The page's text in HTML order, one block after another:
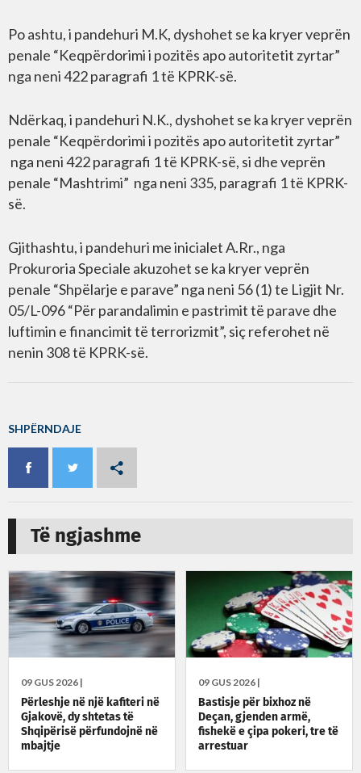
Po ashtu, i pandehuri M.K, dyshohet se ka kryer veprën
penale “Keqpërdorimi i pozitës apo autoritetit zyrtar”
nga neni 422 paragrafi 1 të KPRK-së.
Ndërkaq, i pandehuri N.K., dyshohet se ka kryer veprën
penale “Keqpërdorimi i pozitës apo autoritetit zyrtar”
nga neni 422 paragrafi 1 të KPRK-së, si dhe veprën
penale “Mashtrimi” nga neni 335, paragrafi 1 të KPRK-
së.
Gjithashtu, i pandehuri me inicialet A.Rr., nga
Prokuroria Speciale akuzohet se ka kryer veprën
penale “Shpëlarje e parave” nga neni 56 (1) te Ligjit Nr.
05/L-096 “Për parandalimin e pastrimit të parave dhe
luftimin e financimit të terrorizmit”, siç referohet në
nenin 308 të KPRK-së.
SHPËRNDAJE
Të ngjashme
09 GUS 2026 |
Përleshje në një kafiteri në
Gjakovë, dy shtetas të
Shqipërisë përfundojnë në
mbajtje
09 GUS 2026 |
Bastisje për bixhoz në
Deçan, gjenden armë,
fishekë e çipa pokeri, tre të
arrestuar